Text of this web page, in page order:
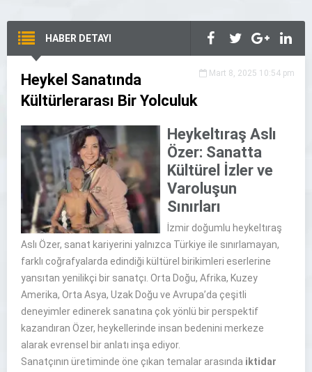
HABER DETAYI
Mart 8, 2025 10:54 pm
Heykel Sanatında
Kültürlerarası Bir Yolculuk
Heykeltıraş Aslı
Özer: Sanatta
Kültürel İzler ve
Varoluşun
Sınırları
İzmir doğumlu heykeltıraş
Aslı Özer, sanat kariyerini yalnızca Türkiye ile sınırlamayan,
farklı coğrafyalarda edindiği kültürel birikimleri eserlerine
yansıtan yenilikçi bir sanatçı. Orta Doğu, Afrika, Kuzey
Amerika, Orta Asya, Uzak Doğu ve Avrupa’da çeşitli
deneyimler edinerek sanatına çok yönlü bir perspektif
kazandıran Özer, heykellerinde insan bedenini merkeze
alarak evrensel bir anlatı inşa ediyor.
Sanatçının üretiminde öne çıkan temalar arasında iktidar